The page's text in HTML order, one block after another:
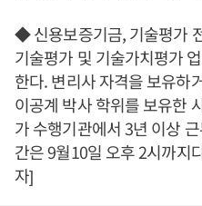
◆ 신용보증기금, 기술평가
기술평가 및 기술가치평가
한다. 변리사 자격을 보유
이공계 박사 학위를 보유한
가 수행기관에서 3년 이상
간은 9월10일 오후 2시까지
자]